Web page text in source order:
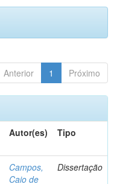
Anterior 1 Próximo
Autor(es) Tipo
Campos,
Caio de
Dissertação